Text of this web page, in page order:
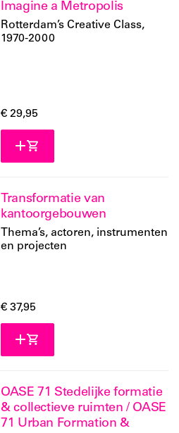
Imagine a Metropolis
Rotterdam’s Creative Class,
1970-2000
€ 29,95
Transformatie van
kantoorgebouwen
Thema’s, actoren, instrumenten
en projecten
€ 37,95
OASE 71 Stedelijke formatie
& collectieve ruimten / OASE
71 Urban Formation &